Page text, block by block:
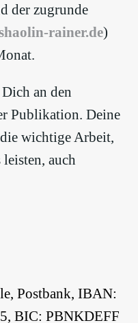
der zugrunde
rainer.de)
an den
Publikation. Deine
wichtige Arbeit,
auch
Postbank, IBAN:
BIC: PBNKDEFF